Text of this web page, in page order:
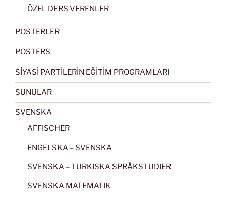
ÖZEL DERS VERENLER
POSTERLER
POSTERS
SİYASİ PARTİLERİN EĞİTİM PROGRAMLARI
SUNULAR
SVENSKA
AFFISCHER
ENGELSKA – SVENSKA
SVENSKA – TURKISKA SPRÅKSTUDIER
SVENSKA MATEMATIK